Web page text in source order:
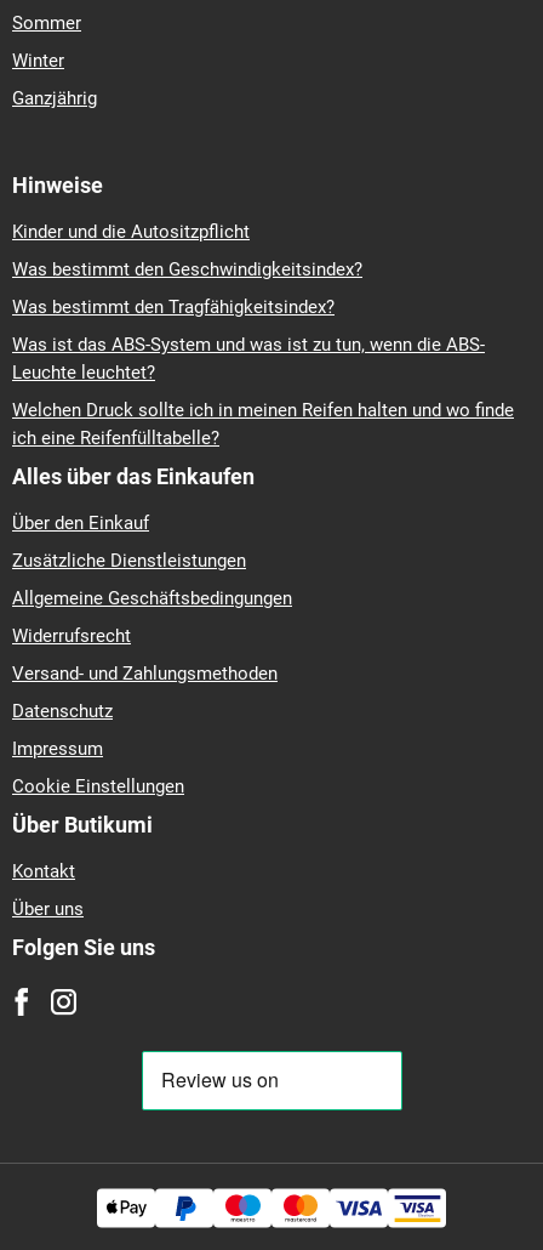
Sommer
Winter
Ganzjährig
Hinweise
Kinder und die Autositzpflicht
Was bestimmt den Geschwindigkeitsindex?
Was bestimmt den Tragfähigkeitsindex?
Was ist das ABS-System und was ist zu tun, wenn die ABS-
Leuchte leuchtet?
Welchen Druck sollte ich in meinen Reifen halten und wo finde
ich eine Reifenfülltabelle?
Alles über das Einkaufen
Über den Einkauf
Zusätzliche Dienstleistungen
Allgemeine Geschäftsbedingungen
Widerrufsrecht
Versand- und Zahlungsmethoden
Datenschutz
Impressum
Cookie Einstellungen
Über Butikumi
Kontakt
Über uns
Folgen Sie uns